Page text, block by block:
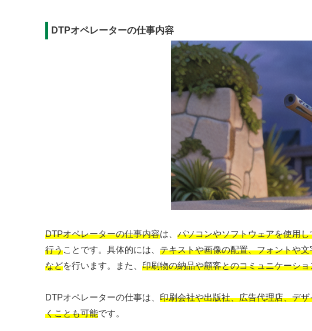
DTPオペレーターの仕事内容
DTPオペレーターの仕事内容は、 パソコンやソフトウェアを使用
行うことです。具体的には、 テキストや画像の配置、フォントや
などを行います。また、 印刷物の納品や顧客とのコミュニケーシ
DTPオペレーターの仕事は、 印刷会社や出版社、広告代理店、デ
くことも可能です。